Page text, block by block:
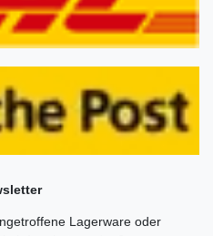
Lagerware oder